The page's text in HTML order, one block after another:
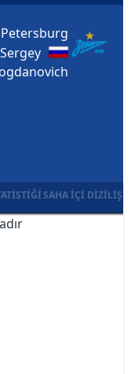
Petersburg
SAHA İÇI DIZILIŞ